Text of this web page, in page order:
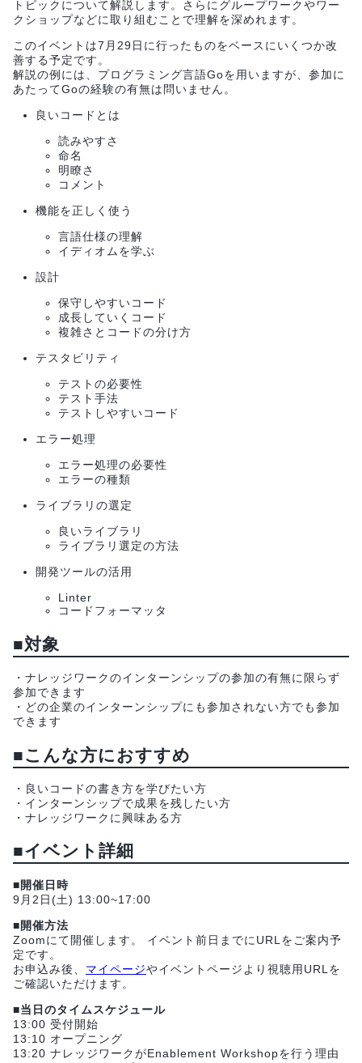
トピックについて解説します。さらにグループワークやワー
クショップなどに取り組むことで理解を深めれます。
このイベントは7月29日に行ったものをベースにいくつか改
善する予定です。
解説の例には、プログラミング言語Goを用いますが、参加に
あたってGoの経験の有無は問いません。
良いコードとは
読みやすさ
命名
明瞭さ
コメント
機能を正しく使う
言語仕様の理解
イディオムを学ぶ
設計
保守しやすいコード
成長していくコード
複雑さとコードの分け方
テスタビリティ
テストの必要性
テスト手法
テストしやすいコード
エラー処理
エラー処理の必要性
エラーの種類
ライブラリの選定
良いライブラリ
ライブラリ選定の方法
開発ツールの活用
Linter
コードフォーマッタ
■対象
・ナレッジワークのインターンシップの参加の有無に限らず
参加できます
・どの企業のインターンシップにも参加されない方でも参加
できます
■こんな方におすすめ
・良いコードの書き方を学びたい方
・インターンシップで成果を残したい方
・ナレッジワークに興味ある方
■イベント詳細
■開催日時
9月2日(土) 13:00~17:00
■開催方法
Zoomにて開催します。 イベント前日までにURLをご案内予
定です。
お申込み後、 マイページやイベントページより視聴用URLを
ご確認いただけます。
■当日のタイムスケジュール
13:00 受付開始
13:10 オープニング
13:20 ナレッジワークがEnablement Workshopを行う理由